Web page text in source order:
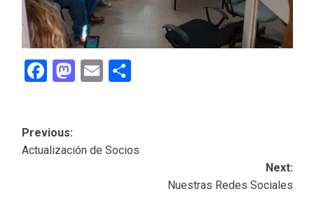
Facebook
Mastodon
EmailShare
Post
navigation
Previous:
Actualización de Socios
Next:
Nuestras Redes Sociales